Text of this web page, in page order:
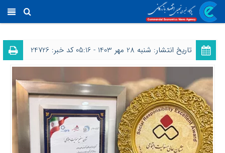
تاریخ انتشار: شنبه 28 مهر 1403 - 05:16 کد خبر: 24726